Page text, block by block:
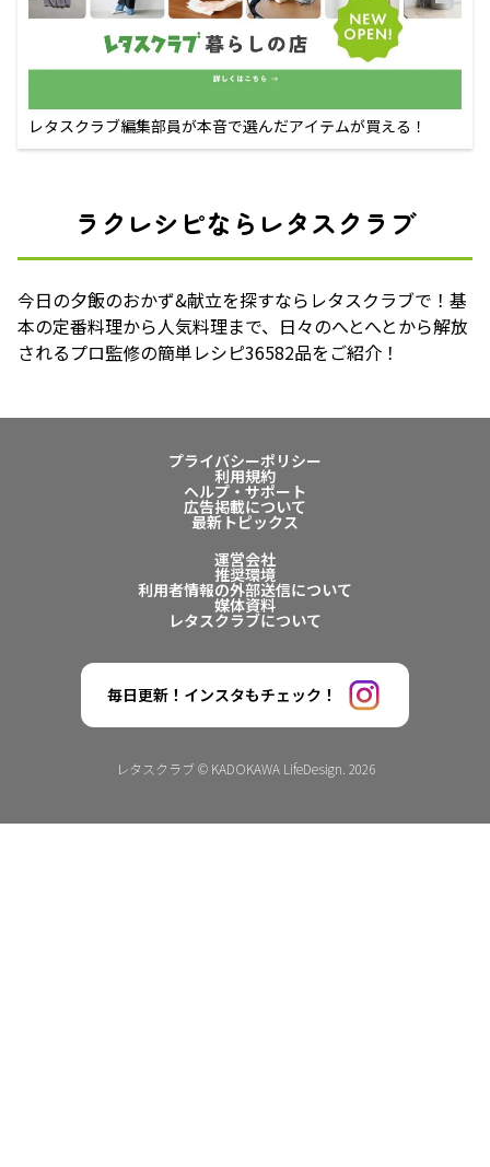
レタスクラブ編集部員が本音で選んだアイテムが買える！
ラクレシピならレタスクラブ
今日の夕飯のおかず&献立を探すならレタスクラブで！基
本の定番料理から人気料理まで、日々のへとへとから解放
されるプロ監修の簡単レシピ36582品をご紹介！
プライバシーポリシー
利用規約
ヘルプ・サポート
広告掲載について
最新トピックス
運営会社
推奨環境
利用者情報の外部送信について
媒体資料
レタスクラブについて
毎日更新！インスタもチェック！
レタスクラブ © KADOKAWA LifeDesign. 2026